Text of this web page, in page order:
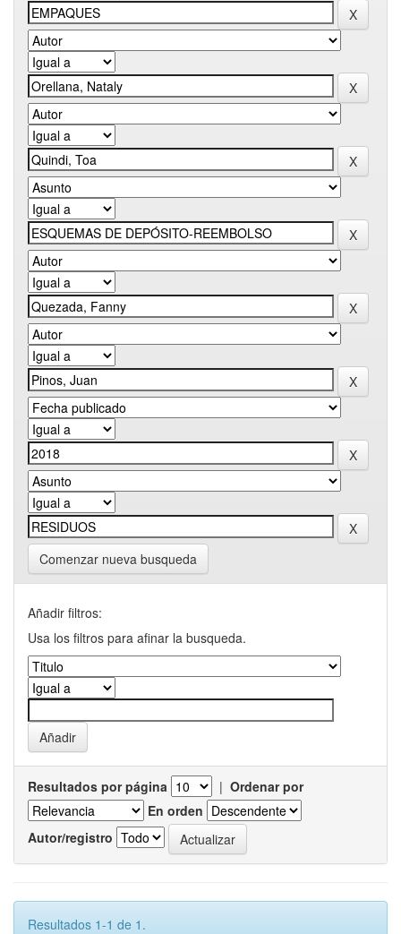
Comenzar nueva busqueda
Añadir filtros:
Usa los filtros para afinar la busqueda.
Resultados por página | Ordenar por
En orden
Autor/registro
Resultados 1-1 de 1.